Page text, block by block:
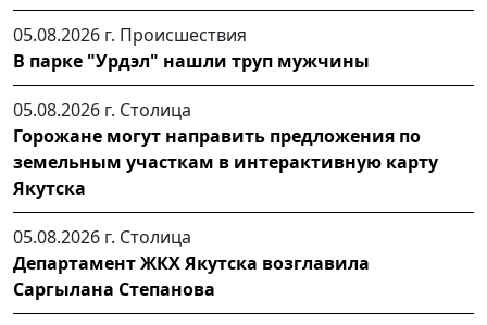
05.08.2026 г. Происшествия
В парке "Урдэл" нашли труп мужчины
05.08.2026 г. Столица
Горожане могут направить предложения по
земельным участкам в интерактивную карту
Якутска
05.08.2026 г. Столица
Департамент ЖКХ Якутска возглавила
Саргылана Степанова